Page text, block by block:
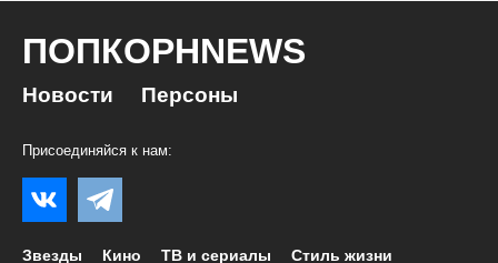
ПОПКОРНNEWS
Новости Персоны
Присоединяйся к нам:
Звезды Кино ТВ и сериалы Стиль жизни